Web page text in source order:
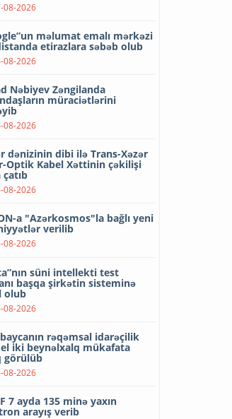
08-2026
məlumat emalı mərkəzi
etirazlara səbəb olub
08-2026
Nəbiyev Zəngilanda
müraciətlərini
08-2026
dənizinin dibi ilə Trans-Xəzər
Optik Kabel Xəttinin çəkilişi
çatıb
08-2026
a "Azərkosmos"la bağlı yeni
verilib
08-2026
süni intellekti test
başqa şirkətin sisteminə
olub
08-2026
rəqəmsal idarəçilik
iki beynəlxalq mükafata
görülüb
08-2026
7 ayda 135 minə yaxın
arayış verib